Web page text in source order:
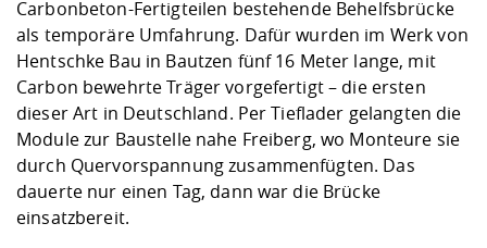
Carbonbeton-Fertigteilen bestehende Behelfsbrücke
als temporäre Umfahrung. Dafür wurden im Werk von
Hentschke Bau in Bautzen fünf 16 Meter lange, mit
Carbon bewehrte Träger vorgefertigt – die ersten
dieser Art in Deutschland. Per Tieflader gelangten die
Module zur Baustelle nahe Freiberg, wo Monteure sie
durch Quervorspannung zusammenfügten. Das
dauerte nur einen Tag, dann war die Brücke
einsatzbereit.